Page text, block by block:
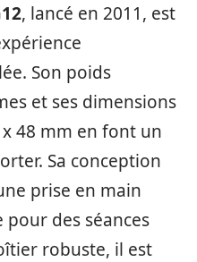
, lancé en 2011, est
Son poids
et ses dimensions
48 mm en font un
Sa conception
prise en main
des séances
robuste, il est